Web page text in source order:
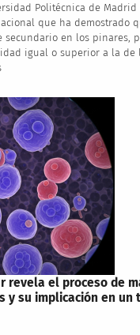
Politécnica de Madrid
que ha demostrado
secundario en los pinares,
igual o superior a la de
revela el proceso de
y su implicación en un